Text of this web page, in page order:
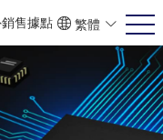
售據點 繁體
简体
ENG
POR